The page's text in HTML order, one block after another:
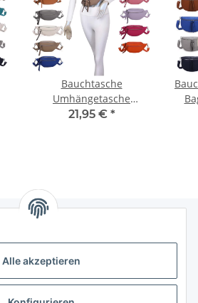
Alle akzeptieren
Bauchtasche
Umhängetasche
Crossbody-Bag
21,95 € *